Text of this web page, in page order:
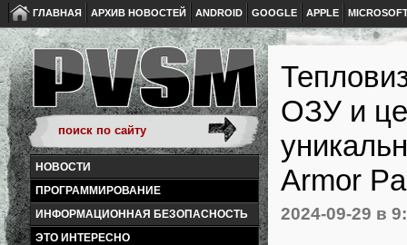
ГЛАВНАЯ АРХИВ НОВОСТЕЙ ANDROID GOOGLE APPLE
НОВОСТИ
ПРОГРАММИРОВАНИЕ
ИНФОРМАЦИОННАЯ БЕЗОПАСНОСТЬ
ЭТО ИНТЕРЕСНО
ОЗУ и
Armor
2024-09-29 в